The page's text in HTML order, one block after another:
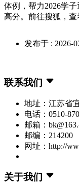
体例，帮力2026学
高分。前往搜狐，查
发布于 : 2026-
联系我们
地址：江苏省
电话：0510-
邮箱：
邮编：214200
网址：http://
关于我们